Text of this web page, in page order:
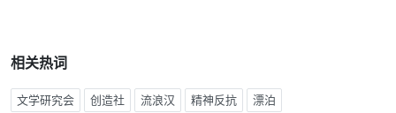
相关热词
文学研究会 创造社 流浪汉 精神反抗 漂泊